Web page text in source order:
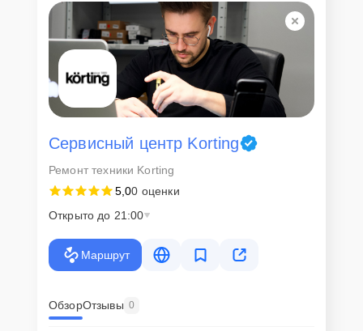
Сервисный центр Korting
Ремонт техники Korting
5,00 оценки
Открыто до 21:00
Маршрут
ОбзорОтзывы 0